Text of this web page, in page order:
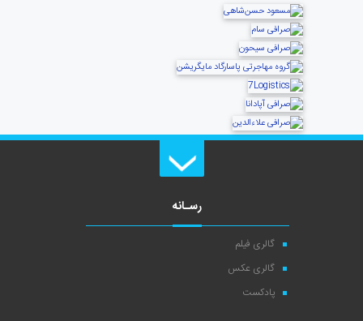
رسـانه
گالری فیلم
گالری عکس
پادکست